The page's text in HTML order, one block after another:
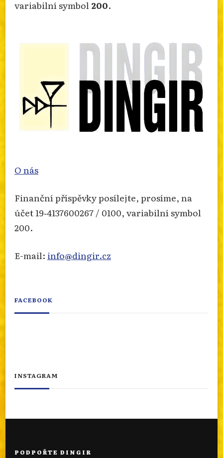
Photo
variabilní symbol 200.
O nás
Finanční příspěvky posílejte, prosíme, na
účet 19‐4137600267 / 0100, variabilní symbol
200.
E-mail: info@dingir.cz
FACEBOOK
INSTAGRAM
PODPOŘTE DINGIR